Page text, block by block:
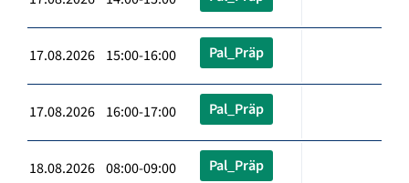
17.08.2026 15:00-16:00 Pal_Präp
17.08.2026 16:00-17:00 Pal_Präp
18.08.2026 08:00-09:00 Pal_Präp